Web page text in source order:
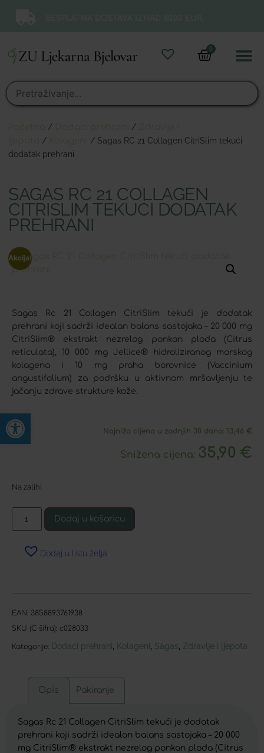
Open toolbar
0
/ /
/
/ Sagas RC 21 Collagen CitriSlim tekući
dodatak prehrani
SAGAS RC 21 COLLAGEN
CITRISLIM TEKUĆI DODATAK
PREHRANI
Akcija!
Sagas Rc 21 Collagen CitriSlim tekući je dodatak
prehrani koji sadrži idealan balans sastojaka – 20 000 mg
CitriSlim® ekstrakt nezrelog ponkan ploda (Citrus
reticulata), 10 000 mg Jellice® hidroliziranog morskog
kolagena i 10 mg praha borovnice (Vaccinium
angustifolium) za podršku u aktivnom mršavljenju te
jačanju zdrave strukture kože.
Najniža cijena u zadnjih 30 dana: 13,46 €
Snižena cijena: 35,90 €
Na zalihi
Dodaj u košaricu
Dodaj u listu želja
EAN: 3858893761938
SKU (C šifra): c028033
Kategorije: Dodaci prehrani Kolageni Sagas Zdravlje i ljepota
Opis Pakiranje
Sagas Rc 21 Collagen CitriSlim tekući je dodatak
prehrani koji sadrži idealan balans sastojaka – 20 000
mg CitriSlim® ekstrakt nezrelog ponkan ploda (Citrus